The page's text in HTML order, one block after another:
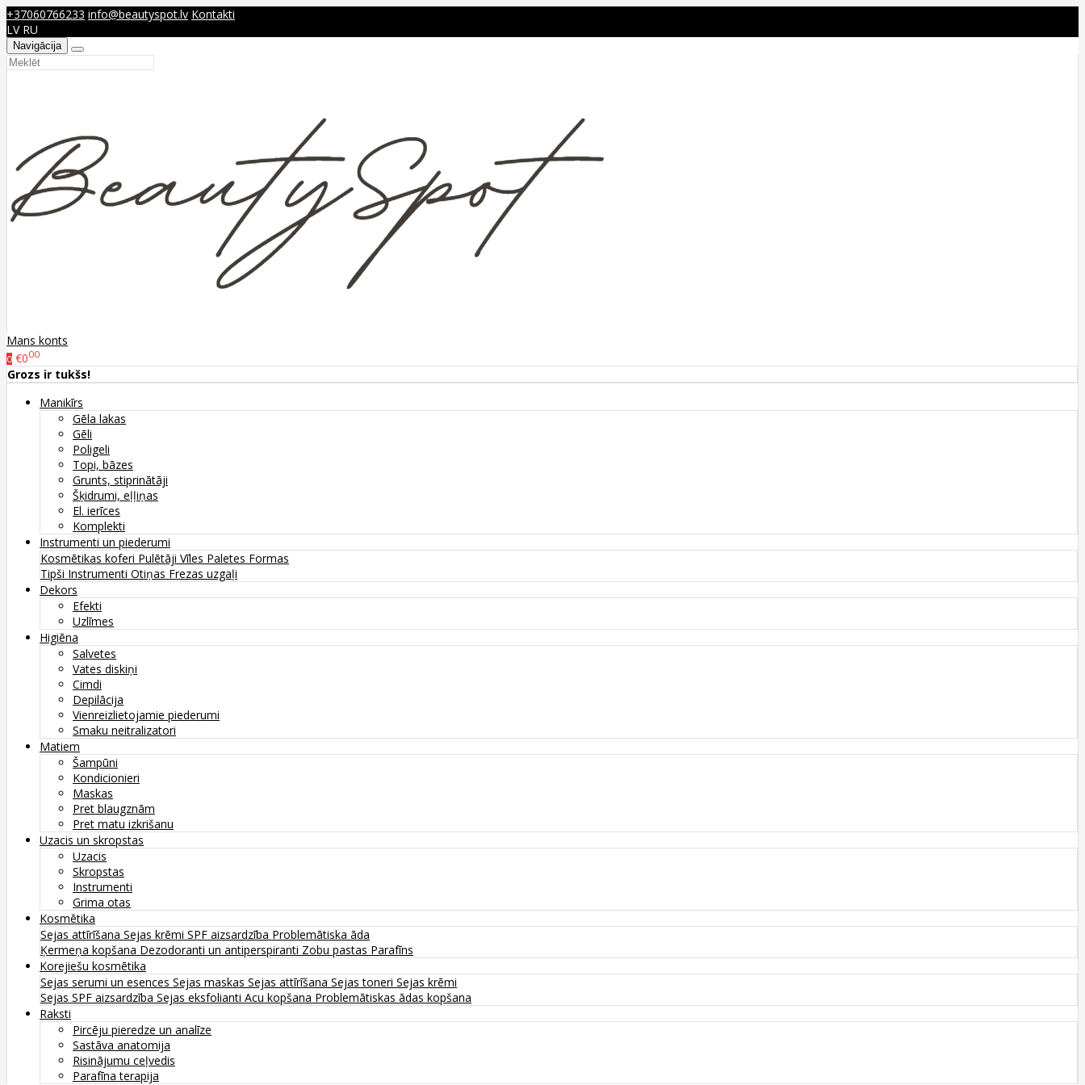
+37060766233 info@beautyspot.lv Kontakti
LV RU
Navigācija
Mans konts
0 €000
Grozs ir tukšs!
Manikīrs
Gēla lakas
Gēli
Poligeli
Topi, bāzes
Grunts, stiprinātāji
Šķidrumi, eļļiņas
El. ierīces
Komplekti
Instrumenti un piederumi
Kosmētikas koferi Pulētāji Vīles Paletes Formas
Tipši Instrumenti Otiņas Frezas uzgaļi
Dekors
Efekti
Uzlīmes
Higiēna
Salvetes
Vates diskiņi
Cimdi
Depilācija
Vienreizlietojamie piederumi
Smaku neitralizatori
Matiem
Šampūni
Kondicionieri
Maskas
Pret blaugznām
Pret matu izkrišanu
Uzacis un skropstas
Uzacis
Skropstas
Instrumenti
Grima otas
Kosmētika
Sejas attīrīšana Sejas krēmi SPF aizsardzība Problemātiska āda
Ķermeņa kopšana Dezodoranti un antiperspiranti Zobu pastas Parafīns
Korejiešu kosmētika
Sejas serumi un esences Sejas maskas Sejas attīrīšana Sejas toneri Sejas krēmi
Sejas SPF aizsardzība Sejas eksfolianti Acu kopšana Problemātiskas ādas kopšana
Raksti
Pircēju pieredze un analīze
Sastāva anatomija
Risinājumu ceļvedis
Parafīna terapija